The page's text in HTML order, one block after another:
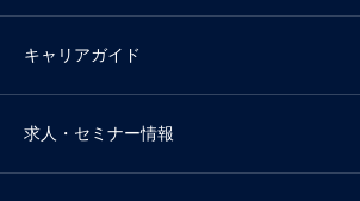
キャリアガイド
求人・セミナー情報